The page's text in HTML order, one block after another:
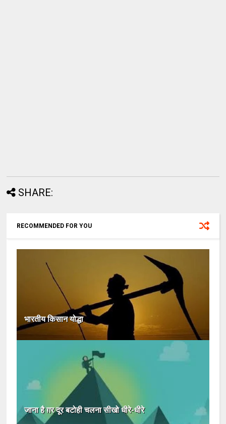
SHARE:
RECOMMENDED FOR YOU
भारतीय किसान योद्धा
जाना है ग़र दूर बटोही चलना सीखो धीरे-धीरे